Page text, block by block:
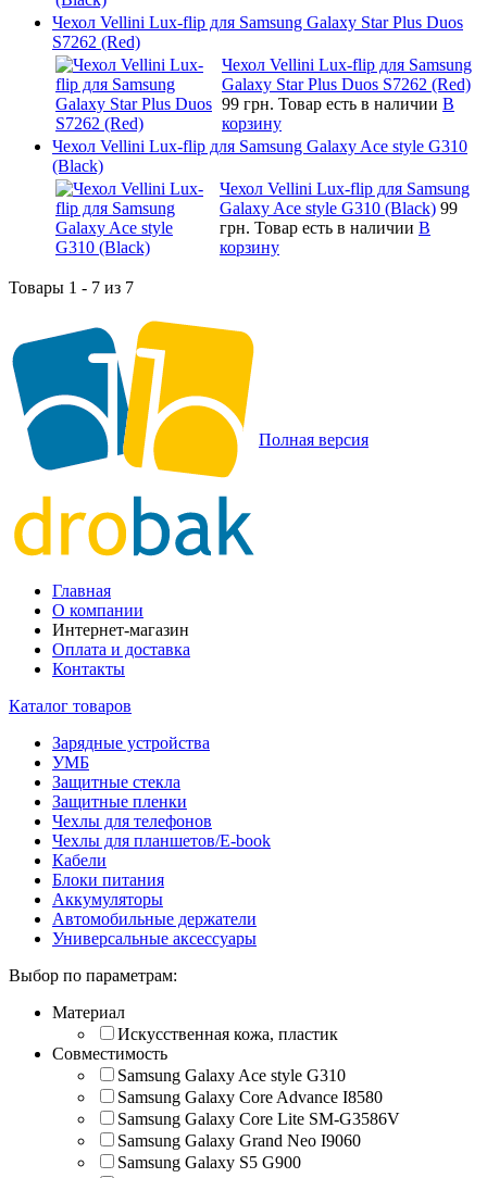
Чехол Vellini Lux-flip для Samsung Galaxy Star Plus Duos
S7262 (Red)
Чехол Vellini Lux-flip для Samsung
Galaxy Star Plus Duos S7262 (Red)
99 грн. Товар есть в наличии В
корзину
Чехол Vellini Lux-flip для Samsung Galaxy Ace style G310
(Black)
Чехол Vellini Lux-flip для Samsung
Galaxy Ace style G310 (Black) 99
грн. Товар есть в наличии В
корзину
Товары 1 - 7 из 7
Полная версия
Главная
О компании
Интернет-магазин
Оплата и доставка
Контакты
Каталог товаров
Зарядные устройства
УМБ
Защитные стекла
Защитные пленки
Чехлы для телефонов
Чехлы для планшетов/E-book
Кабели
Блоки питания
Аккумуляторы
Автомобильные держатели
Универсальные аксессуары
Выбор по параметрам:
Материал
Искусственная кожа, пластик
Совместимость
Samsung Galaxy Ace style G310
Samsung Galaxy Core Advance I8580
Samsung Galaxy Core Lite SM-G3586V
Samsung Galaxy Grand Neo I9060
Samsung Galaxy S5 G900